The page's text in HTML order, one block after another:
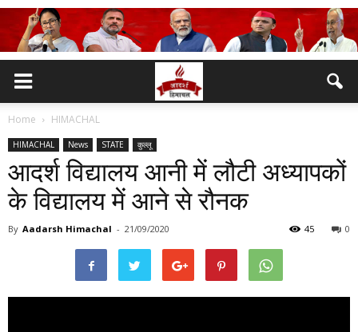
Home HIMACHAL
HIMACHAL News STATE कुल्लू
आदर्श विद्यालय आनी में लौटी अध्यापकों
के विद्यालय में आने से रौनक
By Aadarsh Himachal - 21/09/2020 0
45